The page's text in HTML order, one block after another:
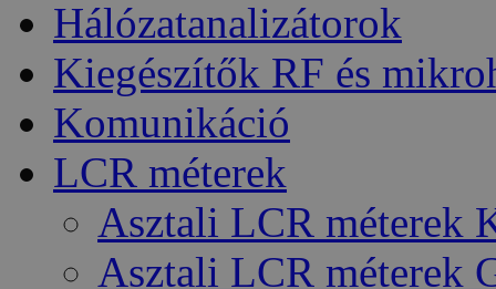
Hálózatanalizátorok
Kiegészítők RF és
Komunikáció
LCR méterek
Asztali LCR méterek
Asztali LCR méterek